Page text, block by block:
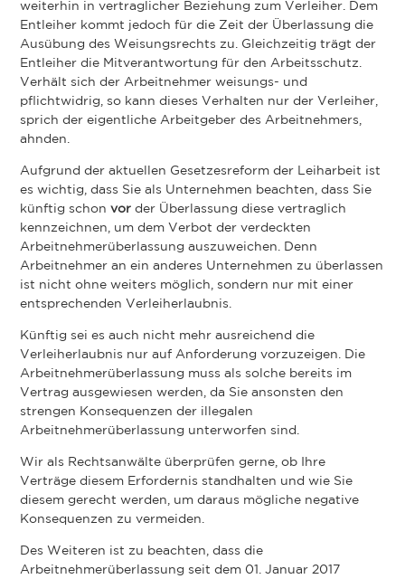
weiterhin in vertraglicher Beziehung zum Verleiher. Dem
Entleiher kommt jedoch für die Zeit der Überlassung die
Ausübung des Weisungsrechts zu. Gleichzeitig trägt der
Entleiher die Mitverantwortung für den Arbeitsschutz.
Verhält sich der Arbeitnehmer weisungs- und
pflichtwidrig, so kann dieses Verhalten nur der Verleiher,
sprich der eigentliche Arbeitgeber des Arbeitnehmers,
ahnden.
Aufgrund der aktuellen Gesetzesreform der Leiharbeit ist
es wichtig, dass Sie als Unternehmen beachten, dass Sie
künftig schon vor der Überlassung diese vertraglich
kennzeichnen, um dem Verbot der verdeckten
Arbeitnehmerüberlassung auszuweichen. Denn
Arbeitnehmer an ein anderes Unternehmen zu überlassen
ist nicht ohne weiters möglich, sondern nur mit einer
entsprechenden Verleiherlaubnis.
Künftig sei es auch nicht mehr ausreichend die
Verleiherlaubnis nur auf Anforderung vorzuzeigen. Die
Arbeitnehmerüberlassung muss als solche bereits im
Vertrag ausgewiesen werden, da Sie ansonsten den
strengen Konsequenzen der illegalen
Arbeitnehmerüberlassung unterworfen sind.
Wir als Rechtsanwälte überprüfen gerne, ob Ihre
Verträge diesem Erfordernis standhalten und wie Sie
diesem gerecht werden, um daraus mögliche negative
Konsequenzen zu vermeiden.
Des Weiteren ist zu beachten, dass die
Arbeitnehmerüberlassung seit dem 01. Januar 2017